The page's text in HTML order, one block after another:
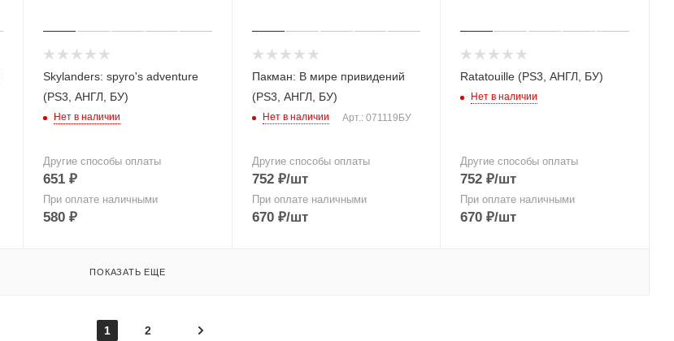
Skylanders: spyro's adventure
(PS3, АНГЛ, БУ)
Нет в наличии
Другие способы оплаты
651 ₽
При оплате наличными
580 ₽
Пакман: В мире привидений
(PS3, АНГЛ, БУ)
Нет в наличии Арт.: 071119БУ
Другие способы оплаты
752₽/шт
При оплате наличными
670₽/шт
Ratatouille (PS3, АНГЛ, БУ)
Нет в наличии
Другие способы оплаты
752 ₽/шт
При оплате наличными
670 ₽/шт
ПОКАЗАТЬ ЕЩЕ
1 2